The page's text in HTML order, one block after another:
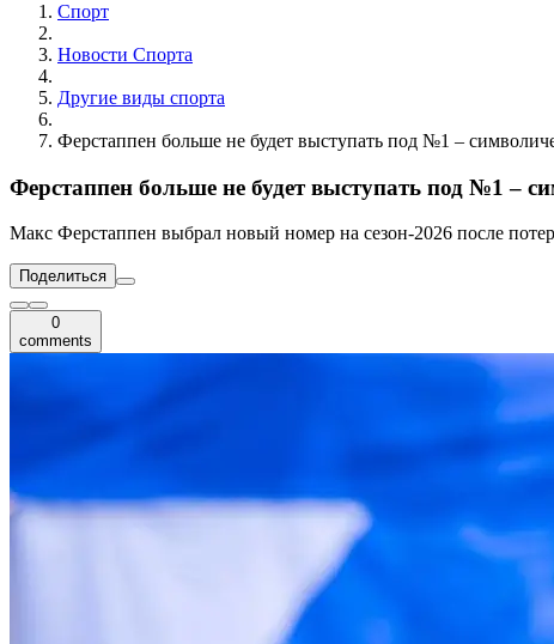
Спорт
Новости Cпорта
Другие виды спорта
Ферстаппен больше не будет выступать под №1 –
Ферстаппен больше не будет выступать под №1 –
Макс Ферстаппен выбрал новый номер на сезон-2026 после
Поделиться
0
comments